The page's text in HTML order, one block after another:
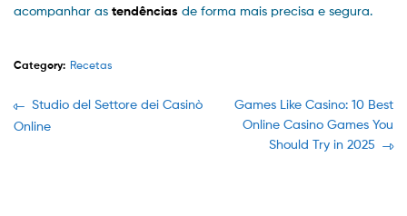
acompanhar as tendências de forma mais precisa e segura.
Category: Recetas
Navegación
de
Previous
post:
Studio del Settore dei Casinò
Online
Next
post:
Games Like Casino: 10 Best
Online Casino Games You
Should Try in 2025